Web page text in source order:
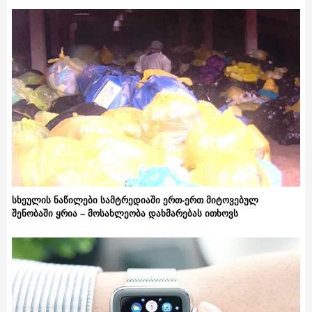
სხეულის ნაწილები სამტრედიაში ერთ-ერთ მიტოვებულ
შენობაში ყრია – მოსახლეობა დახმარებას ითხოვს